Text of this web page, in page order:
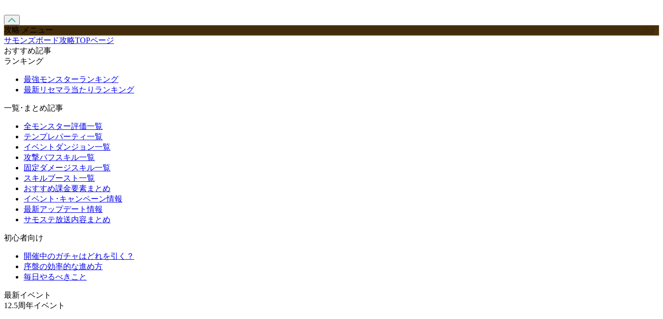
攻略 メニュー
サモンズボード攻略TOPページ
おすすめ記事
ランキング
最強モンスターランキング
最新リセマラ当たりランキング
一覧･まとめ記事
全モンスター評価一覧
テンプレパーティ一覧
イベントダンジョン一覧
攻撃バフスキル一覧
固定ダメージスキル一覧
スキルブースト一覧
おすすめ課金要素まとめ
イベント･キャンペーン情報
最新アップデート情報
サモステ放送内容まとめ
初心者向け
開催中のガチャはどれを引く？
序盤の効率的な進め方
毎日やるべきこと
最新イベント
12.5周年イベント